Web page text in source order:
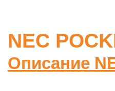
NEC
Описание